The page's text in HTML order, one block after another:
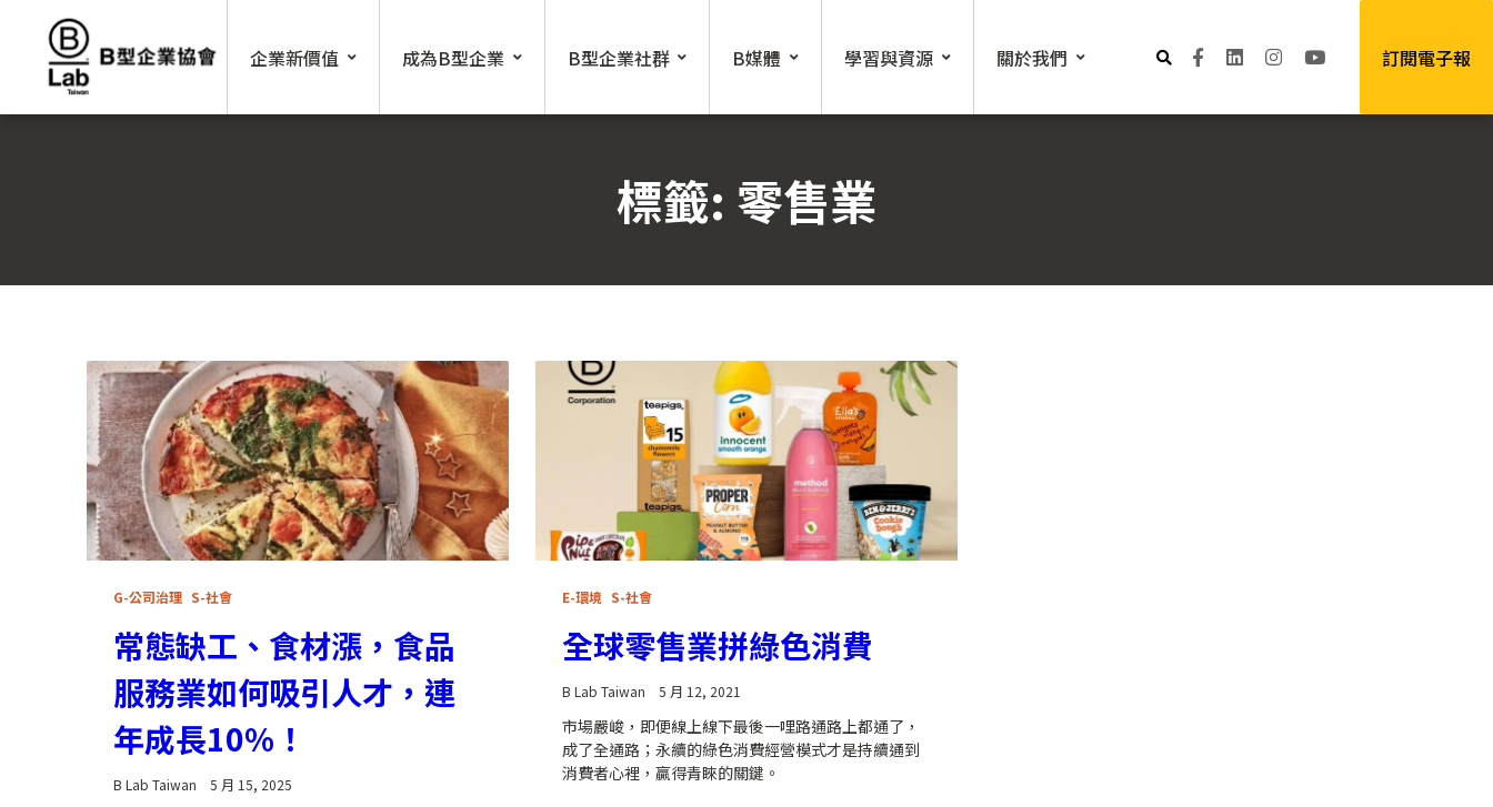
content
企業新價值 成為B型企業 B型企業社群 B媒體 學習與資源 關於我們 訂閱電子報
標籤: 零售業
G-公司治理 S-社會
常態缺工、食材漲，食品
服務業如何吸引人才，連
年成長10%！
B Lab Taiwan 5 月 15, 2025
E-環境 S-社會
全球零售業拼綠色消費
B Lab Taiwan 5 月 12, 2021
市場嚴峻，即便線上線下最後一哩路通路上都通了，
成了全通路；永續的綠色消費經營模式才是持續通到
消費者心裡，贏得青睞的關鍵。